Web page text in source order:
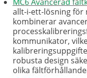
allt-i-ett-lösning för
kombinerar
kommunikator,
robusta design
olika